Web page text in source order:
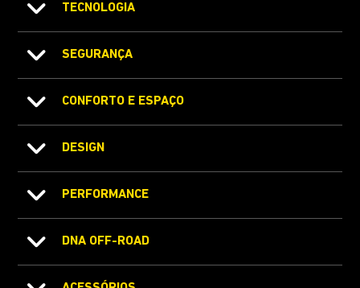
TECNOLOGIA
SEGURANÇA
CONFORTO E ESPAÇO
DESIGN
PERFORMANCE
DNA OFF-ROAD